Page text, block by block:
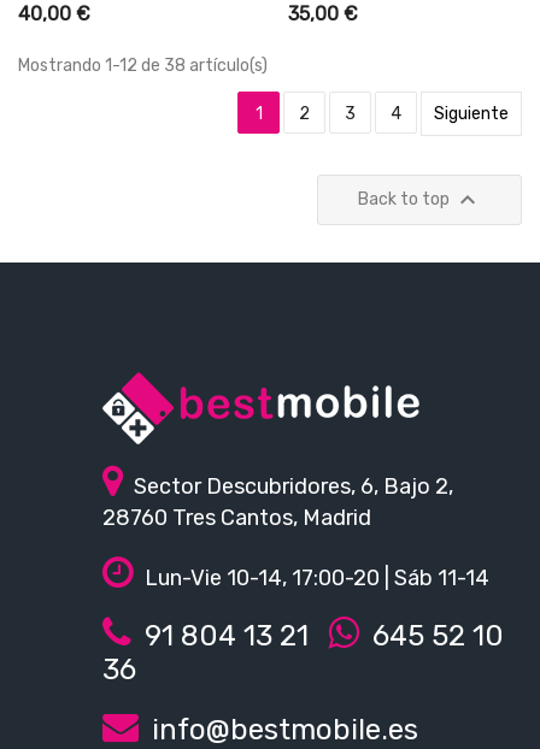
40,00 € 35,00 €
Mostrando 1-12 de 38 artículo(s)
1 2 3 4 Siguiente
Back to top 
Sector Descubridores, 6, Bajo 2,
28760 Tres Cantos, Madrid
Lun-Vie 10-14, 17:00-20 | Sáb 11-14
91 804 13 21
645 52 10
36
info@bestmobile.es